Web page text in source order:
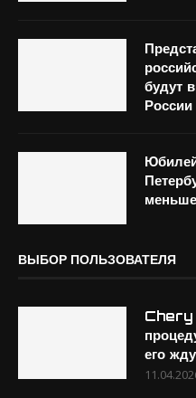
будут
России
ВЫБОР ПОЛЬЗОВАТЕЛЯ
Chery
его